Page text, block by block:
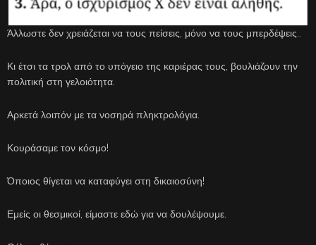
Άλλωστε δεν χρειάζεται να τους πείσεις, μόνο να τους μπερδέψεις..
Κι έτσι τα τρολ από το υπόγειο της καριέρας τους, βουλιάζουν την
πολιτική στη γελοιότητα.
Αρκετά λοιπόν με τα νοσηρά πληκτρολόγια.
Κουράσαμε τον κόσμο!
Όποιος θίγεται να καταφύγει στη δικαιοσύνη!
Εμείς οι θεσμικοί, είμαστε εδώ για να δουλέψουμε.